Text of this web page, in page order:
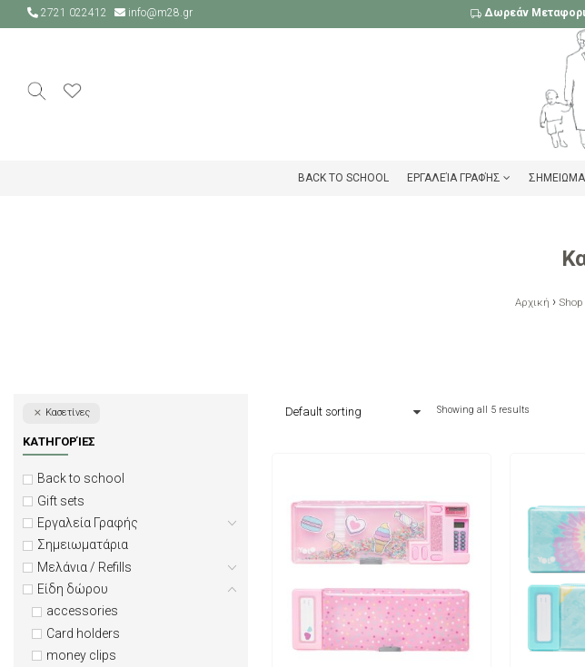
2721 022412 info@m28.gr Δωρεάν
BACK TO SCHOOL ΕΡΓΑΛΕΊΑ ΓΡΑΦΉΣ
Αρχική › Shop
Κασετίνες
ΚΑΤΗΓΟΡΊΕΣ
Back to school
Gift sets
Εργαλεία Γραφής
Σημειωματάρια
Μελάνια / Refills
Είδη δώρου
accessories
Card holders
money clips
Showing all 5 results